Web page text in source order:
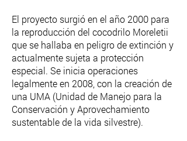
El proyecto surgió en el año 2000 para
la reproducción del cocodrilo Moreletii
que se hallaba en peligro de extinción y
actualmente sujeta a protección
especial. Se inicia operaciones
legalmente en 2008, con la creación de
una UMA (Unidad de Manejo para la
Conservación y Aprovechamiento
sustentable de la vida silvestre).